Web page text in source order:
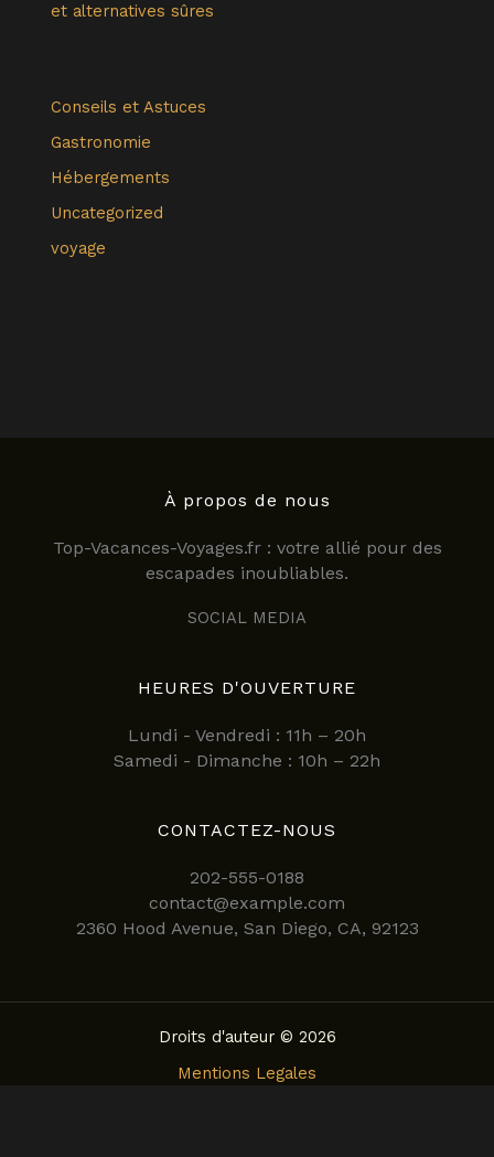
et alternatives sûres
Conseils et Astuces
Gastronomie
Hébergements
Uncategorized
voyage
À propos de nous
Top-Vacances-Voyages.fr : votre allié pour des
escapades inoubliables.
SOCIAL MEDIA
HEURES D'OUVERTURE
Lundi - Vendredi : 11h – 20h
Samedi - Dimanche : 10h – 22h
CONTACTEZ-NOUS
202-555-0188
contact@example.com
2360 Hood Avenue, San Diego, CA, 92123
Droits d'auteur © 2026
Mentions Legales